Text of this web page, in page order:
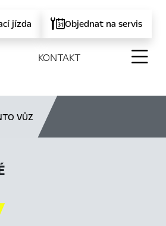
jízda Objednat na servis
KONTAKT
VŮZ